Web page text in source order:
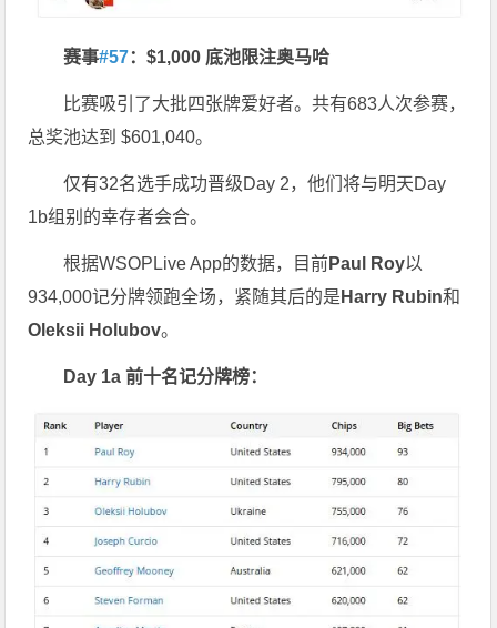
赛事#57：$1,000 底池限注奥马哈
比赛吸引了大批四张牌爱好者。共有683人次参赛，
总奖池达到 $601,040。
仅有32名选手成功晋级Day 2，他们将与明天Day
1b组别的幸存者会合。
根据WSOPLive App的数据，目前Paul Roy以
934,000记分牌领跑全场，紧随其后的是 Harry Rubin和
Oleksii Holubov。
Day 1a 前十名记分牌榜：